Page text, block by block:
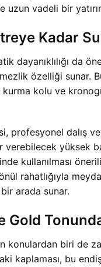
vadeli bir
Kadar
dayanıklılığı da
özelliği sunar.
kolu ve
dalış
verebilecek yüksek
kullanılması
rahatlığıyla
arada sunar.
Gold
biri de
kaplaması, bu